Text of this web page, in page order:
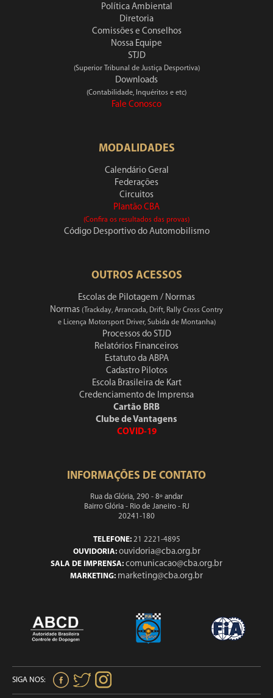
Política Ambiental
Diretoria
Comissões e Conselhos
Nossa Equipe
STJD
(Superior Tribunal de Justiça Desportiva)
Downloads
(Contabilidade, Inquéritos e etc)
Fale Conosco
MODALIDADES
Calendário Geral
Federações
Circuitos
Plantão CBA
(Confira os resultados das provas)
Código Desportivo do Automobilismo
OUTROS ACESSOS
Escolas de Pilotagem / Normas
Normas (Trackday, Arrancada, Drift, Rally Cross Contry
e Licença Motorsport Driver, Subida de Montanha)
Processos do STJD
Relatórios Financeiros
Estatuto da ABPA
Cadastro Pilotos
Escola Brasileira de Kart
Credenciamento de Imprensa
Cartão BRB
Clube de Vantagens
COVID-19
INFORMAÇÕES DE CONTATO
Rua da Glória, 290 - 8º andar
Bairro Glória - Rio de Janeiro - RJ
20241-180
TELEFONE:21 2221-4895
OUVIDORIA: ouvidoria@cba.org.br
SALA DE IMPRENSA: comunicacao@cba.org.br
MARKETING: marketing@cba.org.br
SIGA NOS: